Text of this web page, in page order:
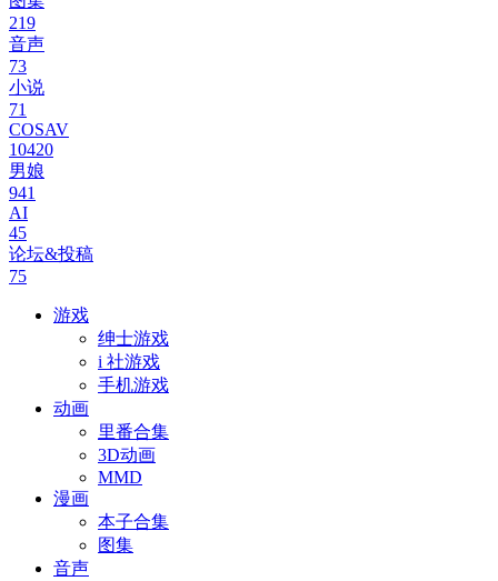
219
音声
73
小说
71
COSAV
10420
男娘
941
AI
45
论坛&投稿
75
游戏
绅士游戏
i 社游戏
手机游戏
动画
里番合集
3D动画
MMD
漫画
本子合集
图集
音声